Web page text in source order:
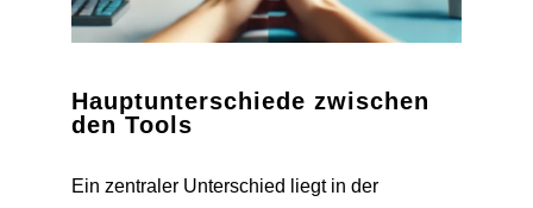
Hauptunterschiede zwischen
den Tools
Ein zentraler Unterschied liegt in der